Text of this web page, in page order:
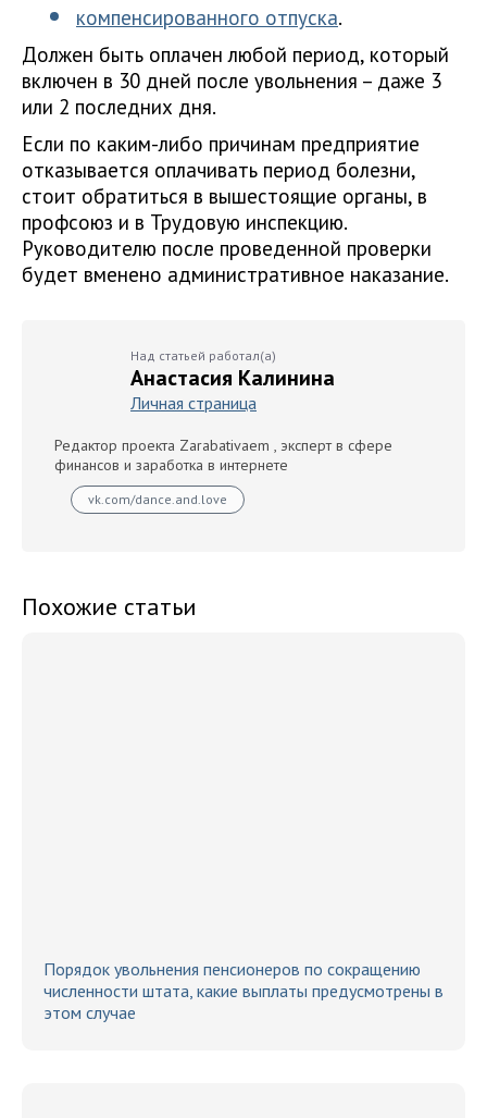
компенсированного отпуска.
Должен быть оплачен любой период, который
включен в 30 дней после увольнения – даже 3
или 2 последних дня.
Если по каким-либо причинам предприятие
отказывается оплачивать период болезни,
стоит обратиться в вышестоящие органы, в
профсоюз и в Трудовую инспекцию.
Руководителю после проведенной проверки
будет вменено административное наказание.
Над статьей работал(а)
Анастасия Калинина
Личная страница
Редактор проекта Zarabativaem , эксперт в сфере
финансов и заработка в интернете
vk.com/dance.and.love
Похожие статьи
Порядок увольнения пенсионеров по сокращению
численности штата, какие выплаты предусмотрены в
этом случае